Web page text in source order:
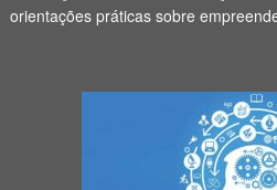
orientações práticas sobre